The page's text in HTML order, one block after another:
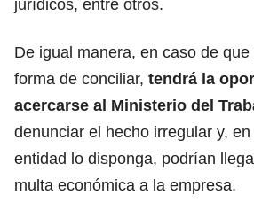
jurídicos, entre otros.
De igual manera, en caso de
forma de conciliar, tendrá la
acercarse al Ministerio del
denunciar el hecho irregular y,
entidad lo disponga, podrían
multa económica a la empresa.